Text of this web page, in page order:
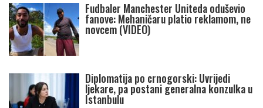
Fudbaler Manchester Uniteda oduševio
fanove: Mehaničaru platio reklamom, ne
novcem (VIDEO)
Diplomatija po crnogorski: Uvrijedi
ljekare, pa postani generalna konzulka u
Istanbulu